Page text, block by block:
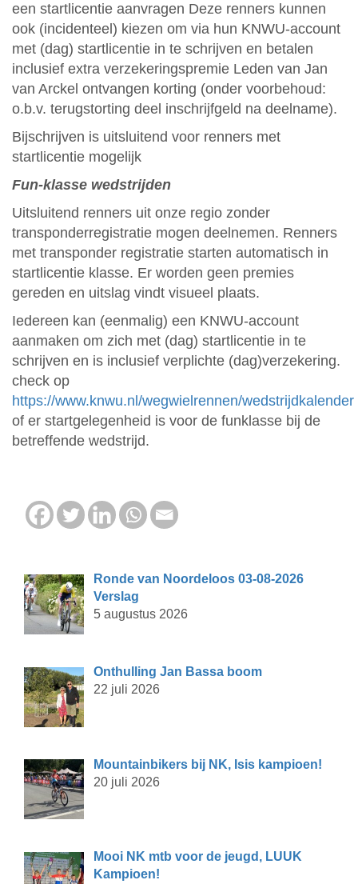
een startlicentie aanvragen Deze renners kunnen
ook (incidenteel) kiezen om via hun KNWU-account
met (dag) startlicentie in te schrijven en betalen
inclusief extra verzekeringspremie Leden van Jan
van Arckel ontvangen korting (onder voorbehoud:
o.b.v. terugstorting deel inschrijfgeld na deelname).
Bijschrijven is uitsluitend voor renners met
startlicentie mogelijk
Fun-klasse wedstrijden
Uitsluitend renners uit onze regio zonder
transponderregistratie mogen deelnemen. Renners
met transponder registratie starten automatisch in
startlicentie klasse. Er worden geen premies
gereden en uitslag vindt visueel plaats.
Iedereen kan (eenmalig) een KNWU-account
aanmaken om zich met (dag) startlicentie in te
schrijven en is inclusief verplichte (dag)verzekering.
check op
https://www.knwu.nl/wegwielrennen/wedstrijdkalender
of er startgelegenheid is voor de funklasse bij de
betreffende wedstrijd.
Ronde van Noordeloos 03-08-2026
Verslag
5 augustus 2026
Onthulling Jan Bassa boom
22 juli 2026
Mountainbikers bij NK, Isis kampioen!
20 juli 2026
Mooi NK mtb voor de jeugd, LUUK
Kampioen!